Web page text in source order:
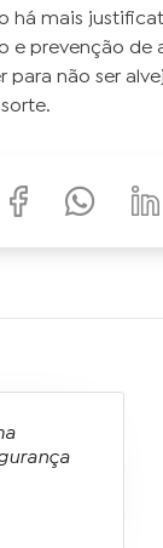
há mais
prevenção de
não ser